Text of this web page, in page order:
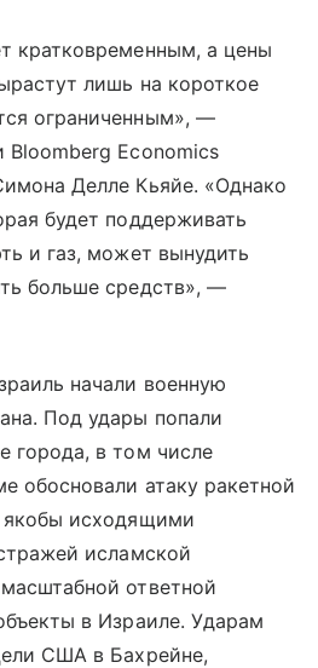
кратковременным, а цены
лишь на короткое
ограниченным», —
Bloomberg Economics
Делле Кьяйе. «Однако
будет поддерживать
и газ, может вынудить
больше средств», —
начали военную
Под удары попали
города, в том числе
обосновали атаку ракетной
якобы исходящими
исламской
ответной
в Израиле. Ударам
США в Бахрейне,